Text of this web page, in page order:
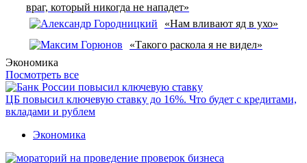
враг, который никогда не нападет»
«Нам вливают яд в ухо»
«Такого раскола я не видел»
Экономика
Посмотреть все
ЦБ повысил ключевую ставку до 16%. Что будет с кредитами,
вкладами и рублем
Экономика